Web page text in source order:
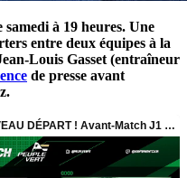
à 19 heures. Une
entre deux équipes à la
Louis Gasset (entraîneur
de presse avant